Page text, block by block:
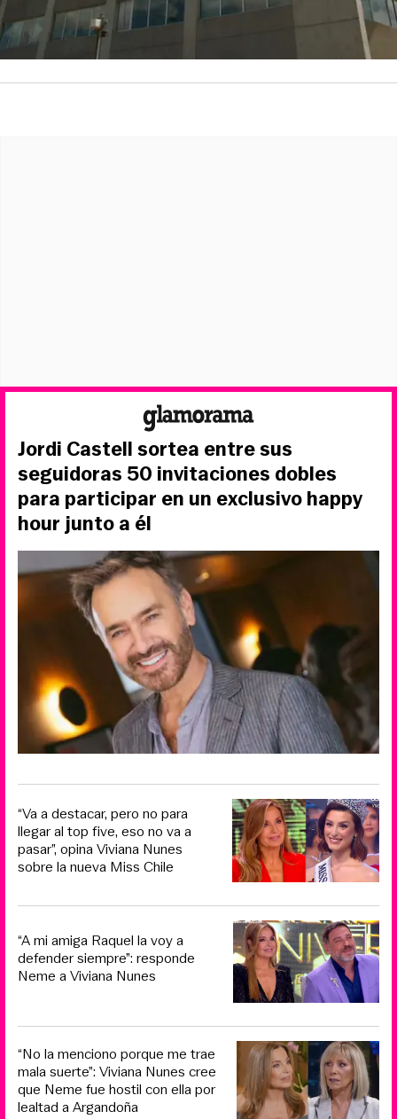
Jordi Castell sortea entre sus
seguidoras 50 invitaciones dobles
para participar en un exclusivo happy
hour junto a él
“Va a destacar, pero no para
llegar al top five, eso no va a
pasar”, opina Viviana Nunes
sobre la nueva Miss Chile
“A mi amiga Raquel la voy a
defender siempre”: responde
Neme a Viviana Nunes
“No la menciono porque me trae
mala suerte”: Viviana Nunes cree
que Neme fue hostil con ella por
lealtad a Argandoña